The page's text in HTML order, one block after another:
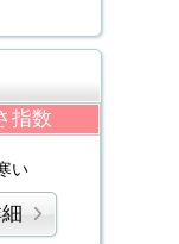
指数
い